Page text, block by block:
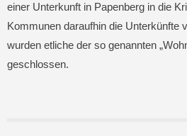
einer Unterkunft in Papenberg in die
Kommunen daraufhin die Unterkünfte
wurden etliche der so genannten
geschlossen.